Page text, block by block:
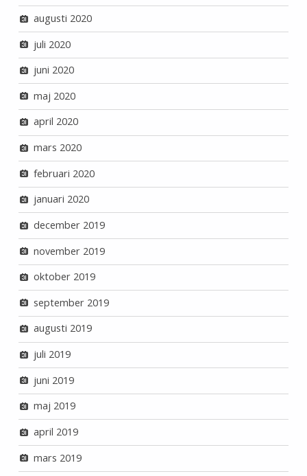
augusti 2020
juli 2020
juni 2020
maj 2020
april 2020
mars 2020
februari 2020
januari 2020
december 2019
november 2019
oktober 2019
september 2019
augusti 2019
juli 2019
juni 2019
maj 2019
april 2019
mars 2019